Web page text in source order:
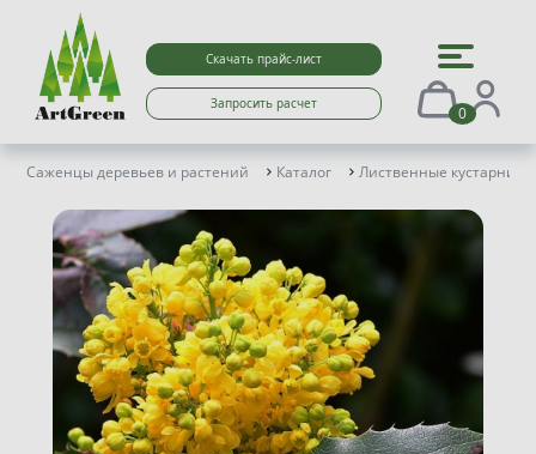
Скачать прайс-лист
Запросить расчет 0
Саженцы деревьев и растений Каталог Лиственные кустарники